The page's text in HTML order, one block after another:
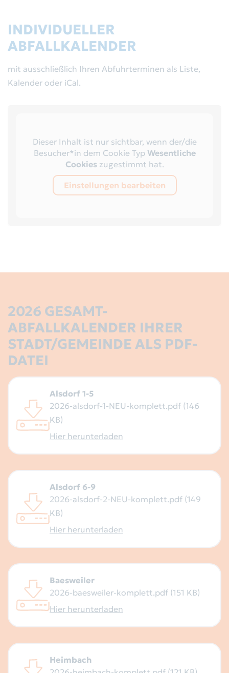
Behälterbestellung
Gewerbeabfälle
Servicestandorte
Rückgabe von Batterien
Wertstoffhöfe
Sackausgabestellen
Kundenservice / Sonstige
Anfragen
Bekanntmachungen
Gremien
Satzung
INDIVIDUELLER
ABFALLKALENDER
mit ausschließlich Ihren Abfuhrterminen als Liste,
Kalender oder iCal.
Dieser Inhalt ist nur sichtbar, wenn der/die
Besucher*in dem Cookie Typ Wesentliche
Cookieszugestimmt hat.
Einstellungen bearbeiten
2026 GESAMT-
ABFALLKALENDER IHRER
STADT/GEMEINDE ALS PDF-
DATEI
Alsdorf 1-5
2026-alsdorf-1-NEU-komplett.pdf (146
KB)
Hier herunterladen
Alsdorf 6-9
2026-alsdorf-2-NEU-komplett.pdf (149
KB)
Hier herunterladen
Baesweiler
2026-baesweiler-komplett.pdf (151 KB)
Hier herunterladen
Heimbach